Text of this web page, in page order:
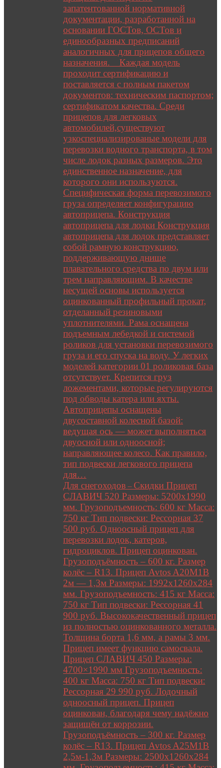
запатентованной нормативной
документации, разработанной на
основании ГОСТов, ОСТов и
единообразных предписаний
аналогичных для прицепов общего
назначения. Каждая модель
проходит сертификацию и
поставляется с полным пакетом
документов: техническим паспортом;
сертификатом качества. Среди
прицепов для легковых
автомобилей,существуют
узкоспециализированые модели для
перевозки водного транспорта, в том
числе лодок разных размеров. Это
единственное назначение, для
которого они используются.
Специфическая форма перевозимого
груза определяет конфигурацию
автоприцепа. Конструкция
автоприцепа для лодки Конструкция
автоприцепа для лодок представляет
собой рамную конструкцию,
поддерживающую днище
плавательного средства по двум или
трем направляющим. В качестве
несущей основы используется
оцинкованный профильный прокат,
отделанный резиновыми
уплотнителями. Рама оснащена
подъемным лебедкой и системой
роликов для установки перевозимого
груза и его спуска на воду. У легких
моделей категории 01 роликовая база
отсутствует. Крепится груз
ложементами, которые регулируются
под обводы катера или яхты.
Автоприцепы оснащены
двусоставной колесной базой:
ведущая ось — может выполняться
двуосной или одноосной;
направляющее колесо. Как правило,
тип подвески легкового прицепа
для…
Для снегоходов – Скидки Прицеп
СЛАВИЧ 520 Размеры: 5200х1990
мм. Грузоподъемность: 600 кг Масса:
750 кг Тип подвески: Рессорная 37
500 руб. Одноосный прицеп для
перевозки лодок, катеров,
гидроциклов. Прицеп оцинкован.
Грузоподъёмность – 600 кг. Размер
колёс – R13. Прицеп Avtos A20M1B
2м — 1,3м Размеры: 1992х1260х284
мм. Грузоподъемность: 415 кг Масса:
750 кг Тип подвески: Рессорная 41
900 руб. Высококачественный прицеп
из полностью оцинкованного металла.
Толщина борта 1,6 мм, а рамы 3 мм.
Прицеп имеет функцию самосвала.
Прицеп СЛАВИЧ 450 Размеры:
4700×1990 мм Грузоподъемность:
400 кг Масса: 750 кг Тип подвески:
Рессорная 29 990 руб. Лодочный
одноосный прицеп. Прицеп
оцинкован, благодаря чему надёжно
защищён от коррозии.
Грузоподъёмность – 300 кг. Размер
колёс – R13. Прицеп Avtos A25M1B
2,5м-1,3м Размеры: 2500х1260х284